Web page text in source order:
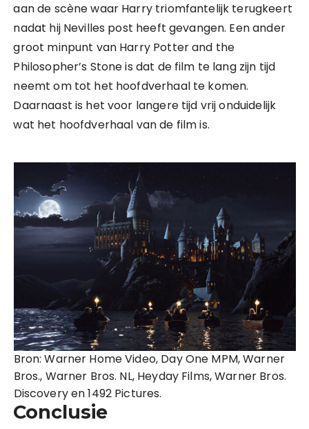
aan de scène waar Harry triomfantelijk terugkeert
nadat hij Nevilles post heeft gevangen. Een ander
groot minpunt van Harry Potter and the
Philosopher’s Stone is dat de film te lang zijn tijd
neemt om tot het hoofdverhaal te komen.
Daarnaast is het voor langere tijd vrij onduidelijk
wat het hoofdverhaal van de film is.
Bron: Warner Home Video, Day One MPM, Warner
Bros., Warner Bros. NL, Heyday Films, Warner Bros.
Discovery en 1492 Pictures.
Conclusie